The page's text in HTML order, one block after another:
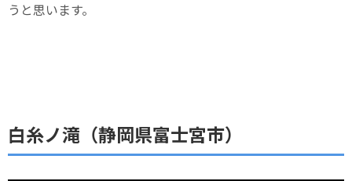
うと思います。
白糸ノ滝（静岡県富士宮市）